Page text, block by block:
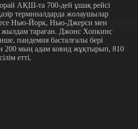
АҚШ-та 700-дей ұшақ рейсі
терминалдарда жолаушылар
Нью-Йорк, Нью-Джерси мен
тараған. Джонс Хопкинс
пандемия басталғалы бері
200 мың адам ковид жұқтырып, 810
етті.